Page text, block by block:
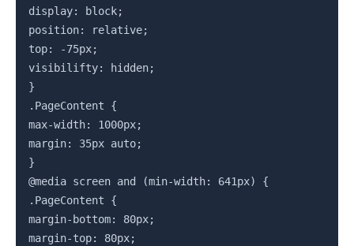
display: block;
position: relative;
top: -75px;
visibilifty: hidden;
}
.PageContent {
max-width: 1000px;
margin: 35px auto;
}
@media screen and (min-width: 641px) {
.PageContent {
margin-bottom: 80px;
margin-top: 80px;